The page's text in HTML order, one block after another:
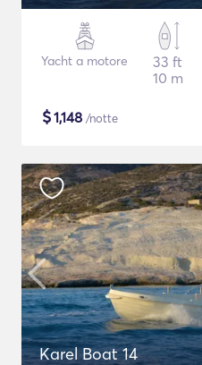
Yacht a motore
33 ft
10 m
$1,148 /notte
Karel Boat 14